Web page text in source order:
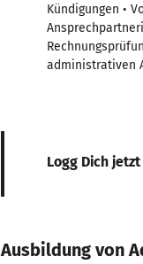
Kündigungen •
administrativen
Logg Dich
Ausbildung von